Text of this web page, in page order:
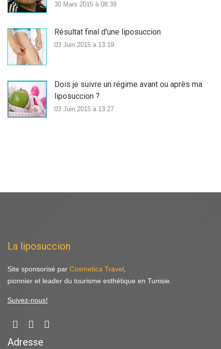
30 Mars 2015 à 08:39
Résultat final d'une liposuccion
03 Juin 2015 à 13:19
Dois je suivre un régime avant ou après ma
liposuccion ?
03 Juin 2015 à 13:27
La liposuccion
Site sponsorisé par Cosmetica Travel
pionnier et leader du tourisme esthétique en Tunisie.
Suivez-nous!
Adresse